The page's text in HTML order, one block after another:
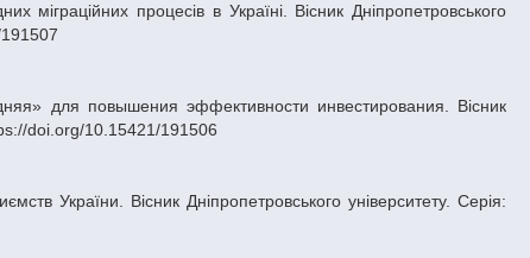
doi.org/10.15421/191506